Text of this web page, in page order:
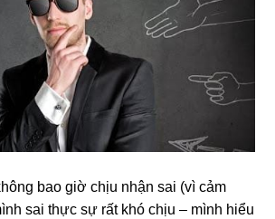
bao giờ chịu nhận sai (vì cảm
sai thực sự rất khó chịu – mình hiểu